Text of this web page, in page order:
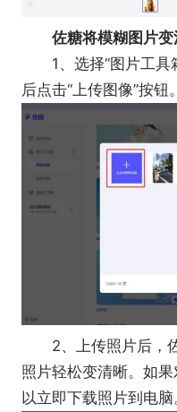
佐糖将模糊图片变
1、选择“图片工具
后点击“上传图像”按钮。
2、上传照片后，佐
照片轻松变清晰。如
以立即下载照片到电脑